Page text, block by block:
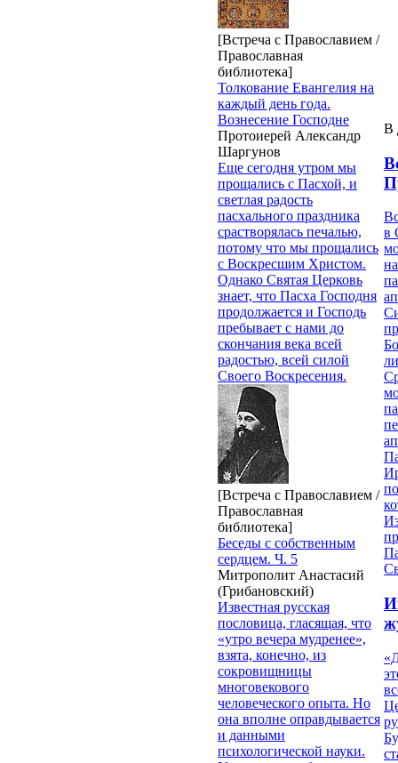
[Встреча с Православием /
Православная
библиотека]
Толкование Евангелия на
каждый день года.
Вознесение Господне
Протоиерей Александр
Шаргунов
Еще сегодня утром мы
прощались с Пасхой, и
светлая радость
пасхального праздника
срастворялась печалью,
потому что мы прощались
с Воскресшим Христом.
Однако Святая Церковь
знает, что Пасха Господня
продолжается и Господь
пребывает с нами до
скончания века всей
радостью, всей силой
Своего Воскресения.
[Встреча с Православием /
Православная
библиотека]
Беседы с собственным
сердцем. Ч. 5
Митрополит Анастасий
(Грибановский)
Известная русская
пословица, гласящая, что
«утро вечера мудренее»,
взята, конечно, из
сокровищницы
многовекового
человеческого опыта. Но
она вполне оправдывается
и данными
психологической науки.
В
в